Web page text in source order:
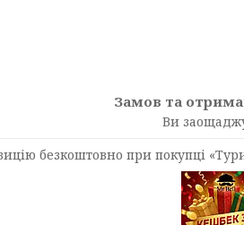
Замов та
Ви
безкоштовно при покупці